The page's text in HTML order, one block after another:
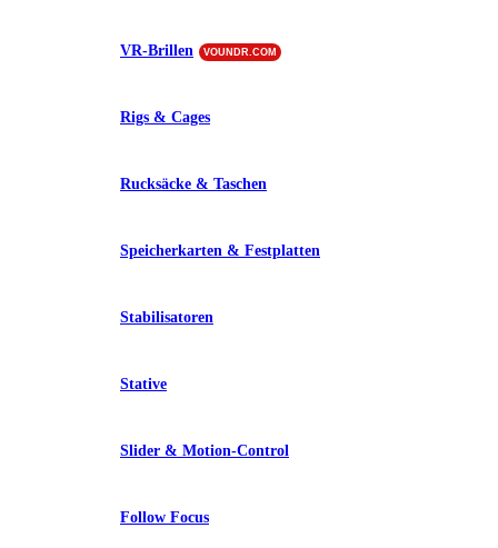
VR-Brillen VOUNDR.COM
Rigs & Cages
Rucksäcke & Taschen
Speicherkarten & Festplatten
Stabilisatoren
Stative
Slider & Motion-Control
Follow Focus